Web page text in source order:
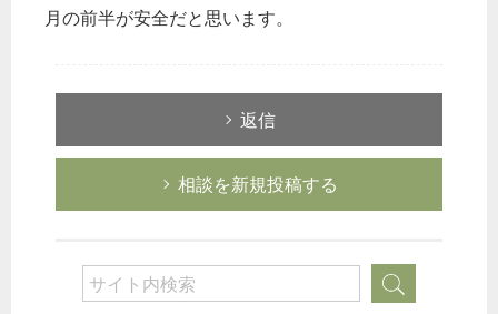
月の前半が安全だと思います。
返信
相談を新規投稿する